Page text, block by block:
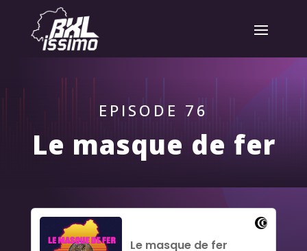
EPISODE 76
Le masque de fer